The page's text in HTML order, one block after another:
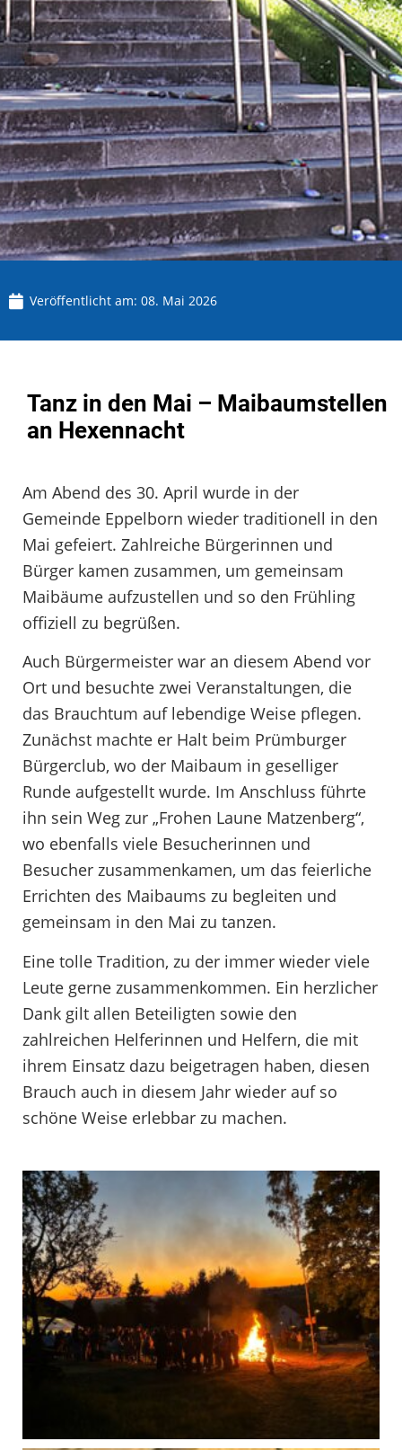
Veröffentlicht am: 08. Mai 2026
Tanz in den Mai – Maibaumstellen
an Hexennacht
Am Abend des 30. April wurde in der
Gemeinde Eppelborn wieder traditionell in den
Mai gefeiert. Zahlreiche Bürgerinnen und
Bürger kamen zusammen, um gemeinsam
Maibäume aufzustellen und so den Frühling
offiziell zu begrüßen.
Auch Bürgermeister war an diesem Abend vor
Ort und besuchte zwei Veranstaltungen, die
das Brauchtum auf lebendige Weise pflegen.
Zunächst machte er Halt beim Prümburger
Bürgerclub, wo der Maibaum in geselliger
Runde aufgestellt wurde. Im Anschluss führte
ihn sein Weg zur „Frohen Laune Matzenberg“,
wo ebenfalls viele Besucherinnen und
Besucher zusammenkamen, um das feierliche
Errichten des Maibaums zu begleiten und
gemeinsam in den Mai zu tanzen.
Eine tolle Tradition, zu der immer wieder viele
Leute gerne zusammenkommen. Ein herzlicher
Dank gilt allen Beteiligten sowie den
zahlreichen Helferinnen und Helfern, die mit
ihrem Einsatz dazu beigetragen haben, diesen
Brauch auch in diesem Jahr wieder auf so
schöne Weise erlebbar zu machen.